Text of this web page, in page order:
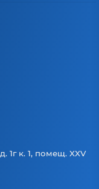
1г к. 1, помещ. XXV